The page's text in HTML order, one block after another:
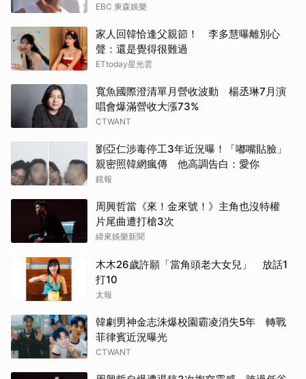
EBC 東森娛樂
家人回韓恰逢父親節！ 李多慧曝離別心
聲：還是覺得很難過
ETtoday星光雲
寬魚國際澄清單月營收波動 楊丞琳7月演
唱會爆滿營收大漲73%
CTWANT
劉亞仁涉毒停工3年近況曝！「嘟嘴貼臉」
親密照韓網瘋傳 他高調告白：愛你
鏡報
周興哲當《來！金來號！》主角也沒特權
片尾曲遭打槍3次
緯來娛樂新聞
木木26歲許願「當角頭老大女兒」 放話1
打10
太報
韓劇男神金志洙爆校園霸凌消失5年 轉戰
菲律賓近況曝光
CTWANT